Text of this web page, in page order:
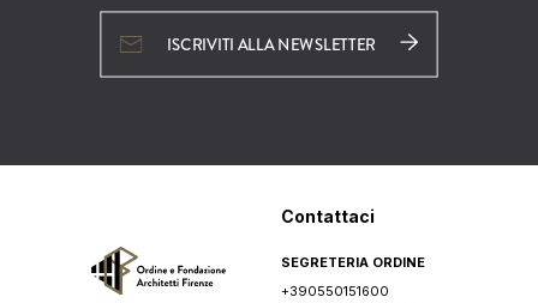
ISCRIVITI ALLA NEWSLETTER
Contattaci
SEGRETERIA ORDINE
+390550151600